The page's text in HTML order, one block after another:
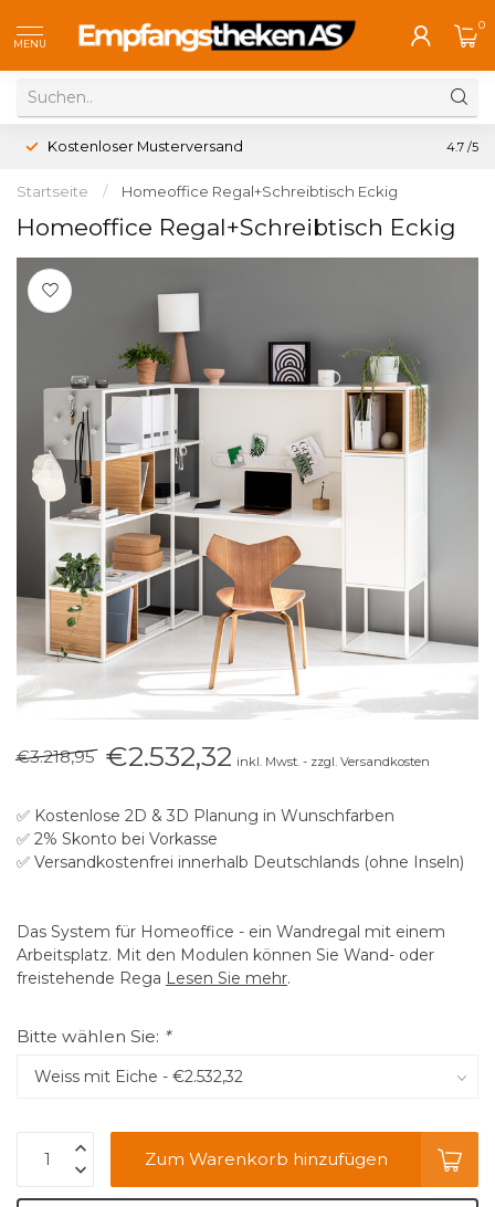
MENU
0
Kostenloser Musterversand 4.7 /5
Startseite / Homeoffice Regal+Schreibtisch Eckig
Homeoffice Regal+Schreibtisch Eckig
€3.218,95 €2.532,32 inkl. Mwst. - zzgl. Versandkosten
✅ Kostenlose 2D & 3D Planung in Wunschfarben
✅ 2% Skonto bei Vorkasse
✅ Versandkostenfrei innerhalb Deutschlands (ohne Inseln)
Das System für Homeoffice - ein Wandregal mit einem
Arbeitsplatz. Mit den Modulen können Sie Wand- oder
freistehende Rega Lesen Sie mehr.
Bitte wählen Sie: *
Zum Warenkorb hinzufügen